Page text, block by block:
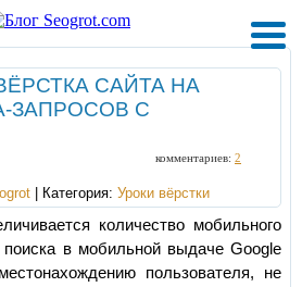
САЙТА НА
ЗАПРОСОВ С
комментариев: 2
| Категория: Уроки вёрстки
количество мобильного
в мобильной выдаче Google
пользователя, не